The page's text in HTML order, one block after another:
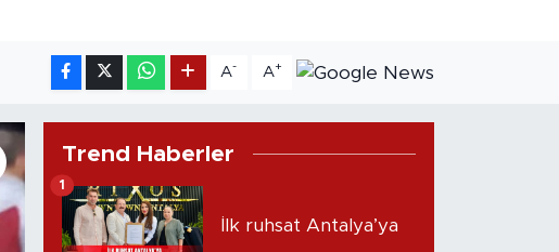
A- A+
Trend Haberler
İlk ruhsat Antalya’ya
1